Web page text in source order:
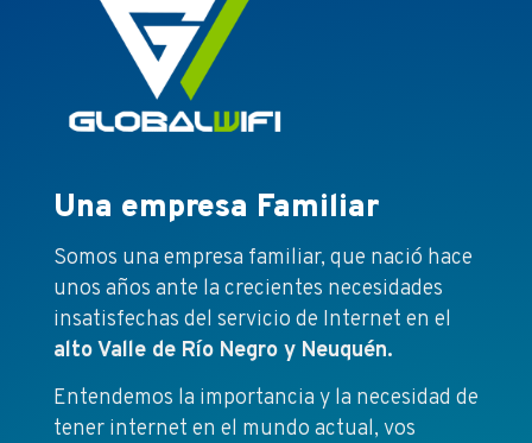
Una empresa Familiar
Somos una empresa familiar, que nació hace
unos años ante la crecientes necesidades
insatisfechas del servicio de Internet en el
alto Valle de Río Negro y Neuquén.
Entendemos la importancia y la necesidad de
tener internet en el mundo actual, vos